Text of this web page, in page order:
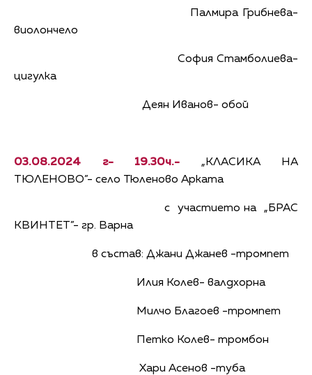
Палмира Грибнева-
виолончело
София Стамболиева-
цигулка
Деян Иванов- обой
03.08.2024 г- 19.30ч.- „КЛАСИКА НА
ТЮЛЕНОВО”- село Тюленово Арката
с участието на „БРАС
КВИНТЕТ”- гр. Варна
в състав: Джани Джанев -тромпет
Илия Колев- валдхорна
Милчо Благоев -тромпет
Петко Колев- тромбон
Хари Асенов -туба